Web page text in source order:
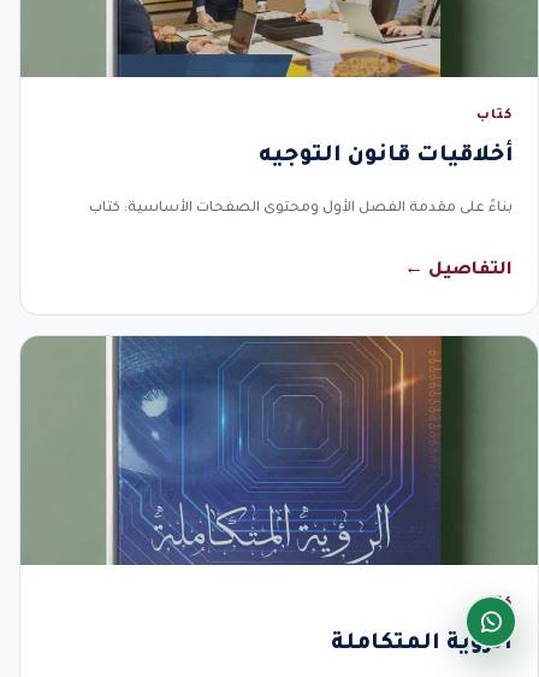
كتاب
أخلاقيات قانون التوجيه
بناءً على مقدمة الفصل الأول ومحتوى الصفحات الأساسية: كتاب
التفاصيل ←
كتاب
الرؤية المتكاملة